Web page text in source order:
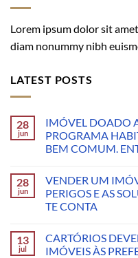
Lorem ipsum dolor sit
diam nonummy nibh
LATEST POSTS
28
jun
IMÓVEL DOADO
PROGRAMA
BEM COMUM.
28
jun
VENDER UM
PERIGOS E AS
TE CONTA
13
jul
CARTÓRIOS
IMÓVEIS ÀS